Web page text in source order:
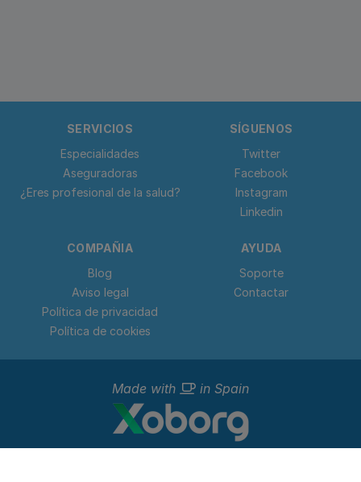
SERVICIOS
Especialidades
Aseguradoras
¿Eres profesional de la salud?
SÍGUENOS
Twitter
Facebook
Instagram
Linkedin
COMPAÑIA
Blog
Aviso legal
Política de privacidad
Política de cookies
AYUDA
Soporte
Contactar
Made with in Spain